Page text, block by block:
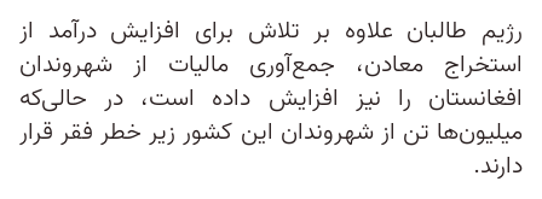
رژیم طالبان علاوه بر تلاش برای افزایش درآمد از
استخراج معادن، جمع‌آوری مالیات از شهروندان
افغانستان را نیز افزایش داده است، در حالی‌که
میلیون‌ها تن از شهروندان این کشور زیر خطر فقر قرار
دارند.